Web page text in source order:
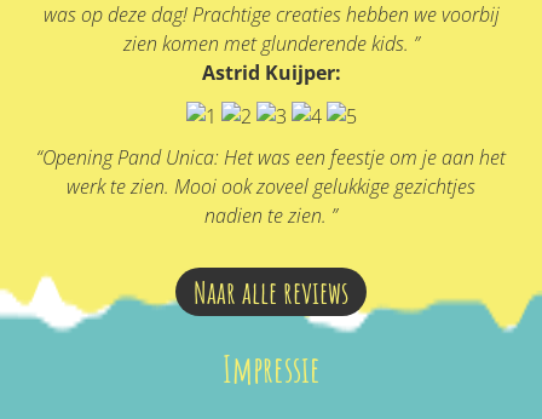
was op deze dag! Prachtige creaties hebben we voorbij
zien komen met glunderende kids. ”
Astrid Kuijper:
“Opening Pand Unica: Het was een feestje om je aan het
werk te zien. Mooi ook zoveel gelukkige gezichtjes
nadien te zien. ”
Naar alle reviews
Impressie